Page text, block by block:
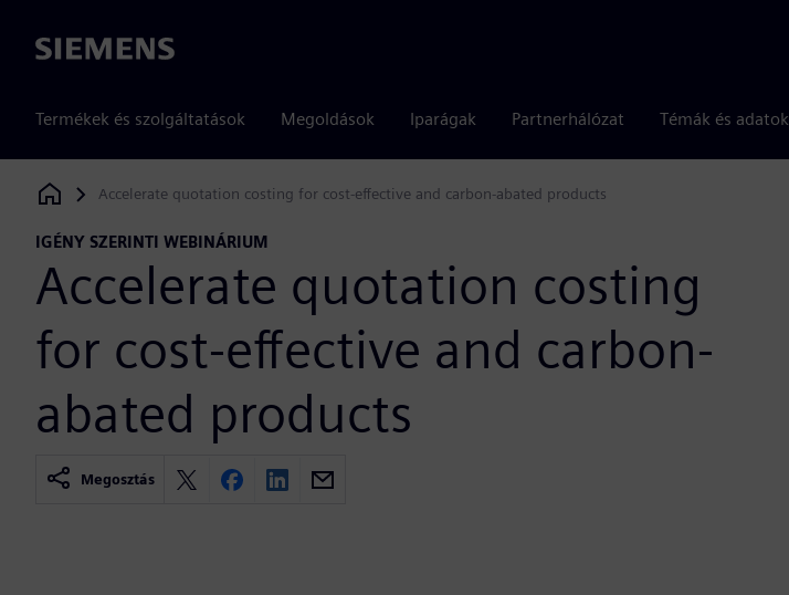
Siemens
Termékek és szolgáltatások Megoldások Iparágak Partnerhálózat Témák és adatok
Siemens Digital Industries Software
Accelerate quotation costing for cost-effective and carbon-abated products
IGÉNY SZERINTI WEBINÁRIUM
Accelerate quotation costing
for cost-effective and carbon-
abated products
Megosztás